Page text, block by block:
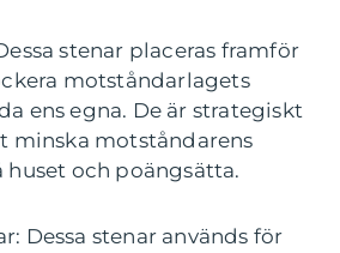
stenar placeras framför
motståndarlagets
ens egna. De är strategiskt
minska motståndarens
och poängsätta.
Dessa stenar används för